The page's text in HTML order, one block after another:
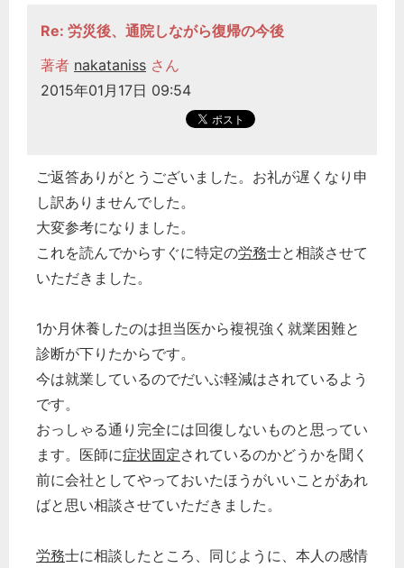
Re: 労災後、通院しながら復帰の今後
著者 nakataniss さん
2015年01月17日 09:54
ご返答ありがとうございました。お礼が遅くなり申
し訳ありませんでした。
大変参考になりました。
これを読んでからすぐに特定の労務士と相談させて
いただきました。
1か月休養したのは担当医から複視強く就業困難と
診断が下りたからです。
今は就業しているのでだいぶ軽減はされているよう
です。
おっしゃる通り完全には回復しないものと思ってい
ます。医師に症状固定されているのかどうかを聞く
前に会社としてやっておいたほうがいいことがあれ
ばと思い相談させていただきました。
労務士に相談したところ、同じように、本人の感情